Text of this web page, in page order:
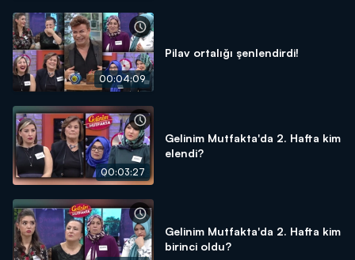
00:04:09
Pilav ortalığı şenlendirdi!
00:03:27
Gelinim Mutfakta'da 2. Hafta kim
elendi?
Gelinim Mutfakta'da 2. Hafta kim
birinci oldu?